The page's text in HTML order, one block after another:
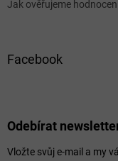
Jak ověřujeme
Facebook
Odebírat
Vložte svůj e-mail a my